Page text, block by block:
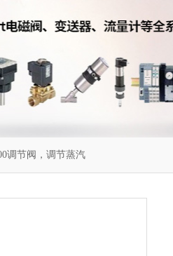
调节阀，调节蒸汽